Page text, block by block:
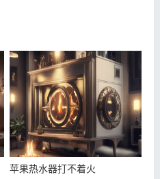
苹果热水器打不着火